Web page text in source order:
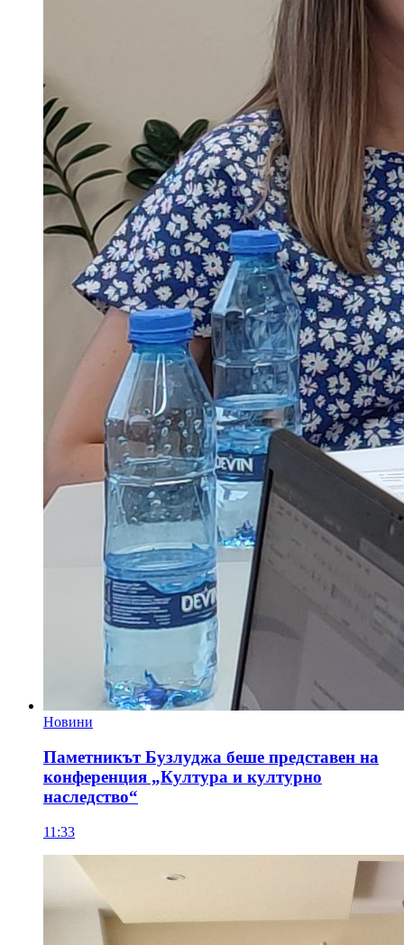
Новини
Паметникът Бузлуджа беше представен на
конференция „Култура и културно
наследство“
11:33